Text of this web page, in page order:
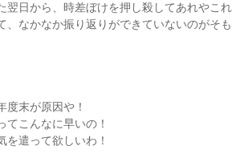
翌日から、時差ぼけを押し殺してあれやこれ
、なかなか振り返りができていないのがそも
度末が原因や！
てこんなに早いの！
を遣って欲しいわ！